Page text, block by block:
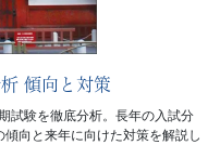
傾向と対策
試験を徹底分析。長年の入試分
向と来年に向けた対策を解説し